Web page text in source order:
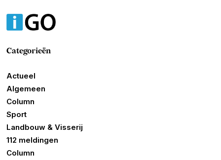
Categorieën
Actueel
Algemeen
Column
Sport
Landbouw & Visserij
112 meldingen
Column